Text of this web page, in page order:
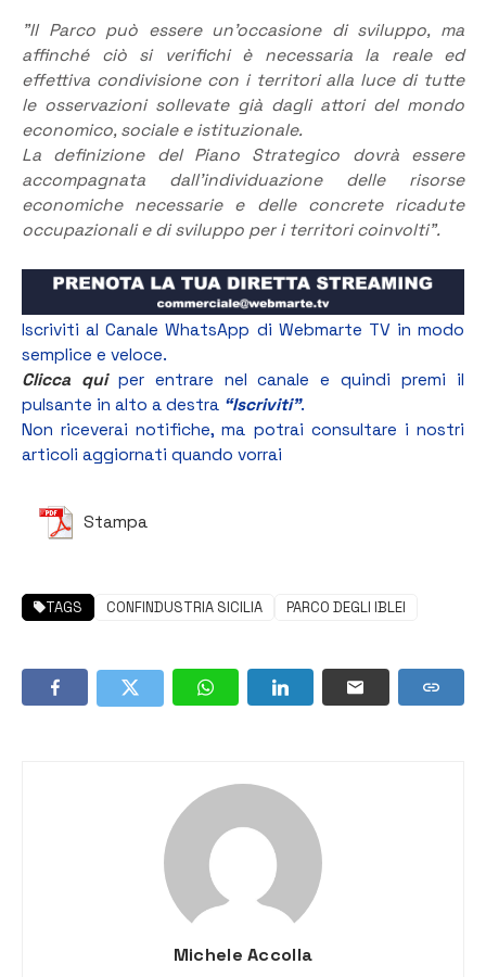
”Il Parco può essere un’occasione di sviluppo, ma
affinché ciò si verifichi è necessaria la reale ed
effettiva condivisione con i territori alla luce di tutte
le osservazioni sollevate già dagli attori del mondo
economico, sociale e istituzionale.
La definizione del Piano Strategico dovrà essere
accompagnata dall’individuazione delle risorse
economiche necessarie e delle concrete ricadute
occupazionali e di sviluppo per i territori coinvolti”.
Iscriviti al Canale WhatsApp di Webmarte TV in modo
semplice e veloce.
Clicca quiper entrare nel canale e quindi premi il
pulsante in alto a destra “Iscriviti”.
Non riceverai notifiche, ma potrai consultare i nostri
articoli aggiornati quando vorrai
Stampa
TAGS CONFINDUSTRIA SICILIA PARCO DEGLI IBLEI
Michele Accolla